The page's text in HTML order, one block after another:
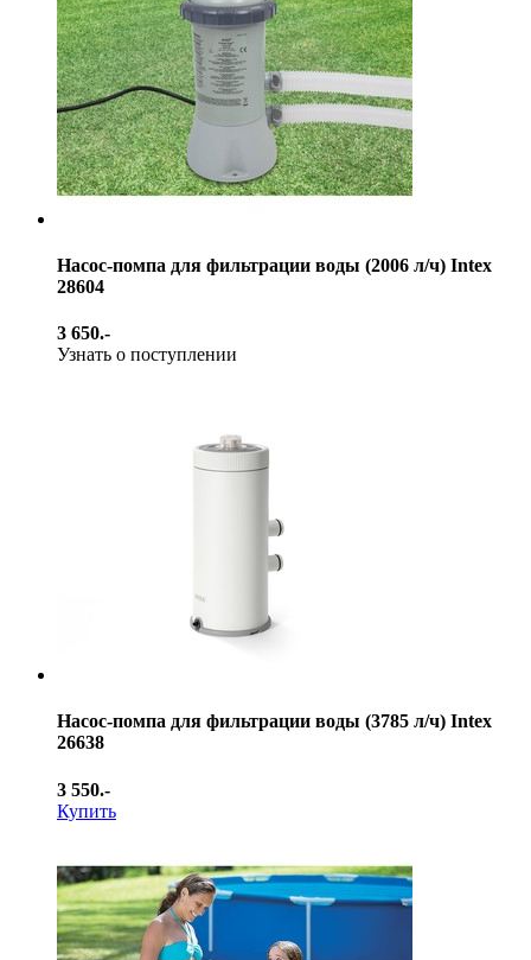
Насос-помпа для фильтрации воды (2006 л/ч) Intex
28604
3 650.-
Узнать о поступлении
Насос-помпа для фильтрации воды (3785 л/ч) Intex
26638
3 550.-
Купить